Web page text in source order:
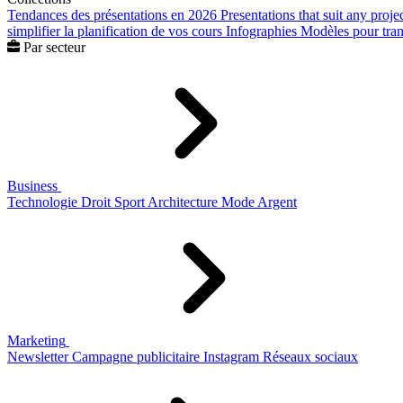
Tendances des présentations en 2026 Presentations that suit any
simplifier la planification de vos cours Infographies Modèles pour
Par secteur
Business
Technologie Droit Sport Architecture Mode Argent
Marketing
Newsletter Campagne publicitaire Instagram Réseaux sociaux